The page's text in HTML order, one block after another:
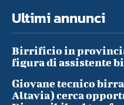
Ultimi annunci
Birrificio in provincia
figura di assistente
Giovane tecnico
Altavia) cerca